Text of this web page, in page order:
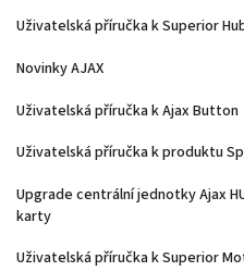
Uživatelská příručka k Superior
Novinky AJAX
Uživatelská příručka k Ajax Button
Uživatelská příručka k produktu
Upgrade centrální jednotky Ajax
karty
Uživatelská příručka k Superior